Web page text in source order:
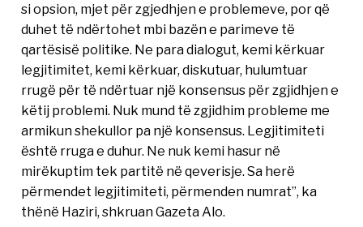
si opsion, mjet për zgjedhjen e problemeve, por që
duhet të ndërtohet mbi bazën e parimeve të
qartësisë politike. Ne para dialogut, kemi kërkuar
legjitimitet, kemi kërkuar, diskutuar, hulumtuar
rrugë për të ndërtuar një konsensus për zgjidhjen e
këtij problemi. Nuk mund të zgjidhim probleme me
armikun shekullor pa një konsensus. Legjitimiteti
është rruga e duhur. Ne nuk kemi hasur në
mirëkuptim tek partitë në qeverisje. Sa herë
përmendet legjitimiteti, përmenden numrat”, ka
thënë Haziri, shkruan Gazeta Alo.